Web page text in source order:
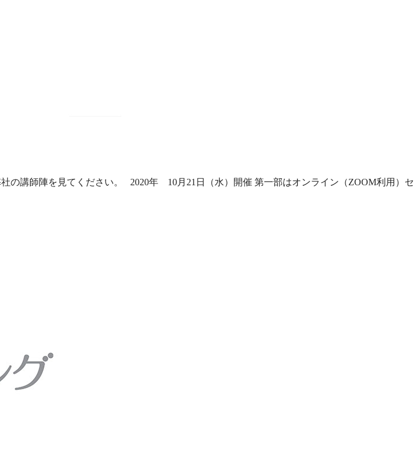
の講師陣を見てください。 2020年 10月21日（水）開催 第一部はオンライン（ZOOM利用）セ